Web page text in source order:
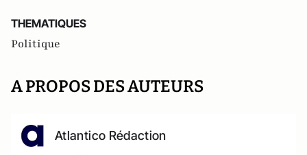
THEMATIQUES
Politique
A PROPOS DES AUTEURS
Atlantico Rédaction